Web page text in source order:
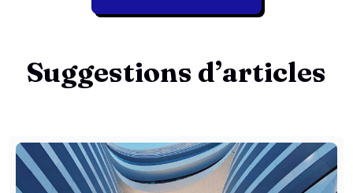
Suggestions d’articles